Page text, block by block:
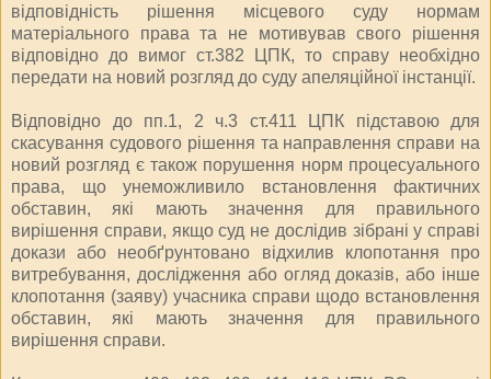
відповідність рішення місцевого суду нормам
матеріального права та не мотивував свого рішення
відповідно до вимог ст.382 ЦПК, то справу необхідно
передати на новий розгляд до суду апеляційної інстанції.
Відповідно до пп.1, 2 ч.3 ст.411 ЦПК підставою для
скасування судового рішення та направлення справи на
новий розгляд є також порушення норм процесуального
права, що унеможливило встановлення фактичних
обставин, які мають значення для правильного
вирішення справи, якщо суд не дослідив зібрані у справі
докази або необґрунтовано відхилив клопотання про
витребування, дослідження або огляд доказів, або інше
клопотання (заяву) учасника справи щодо встановлення
обставин, які мають значення для правильного
вирішення справи.